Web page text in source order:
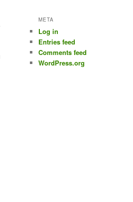
META
Log in
Entries feed
Comments feed
WordPress.org